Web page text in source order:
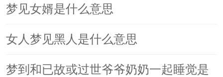
梦见女婿是什么意思
女人梦见黑人是什么意思
梦到和已故或过世爷爷奶奶一起睡觉是